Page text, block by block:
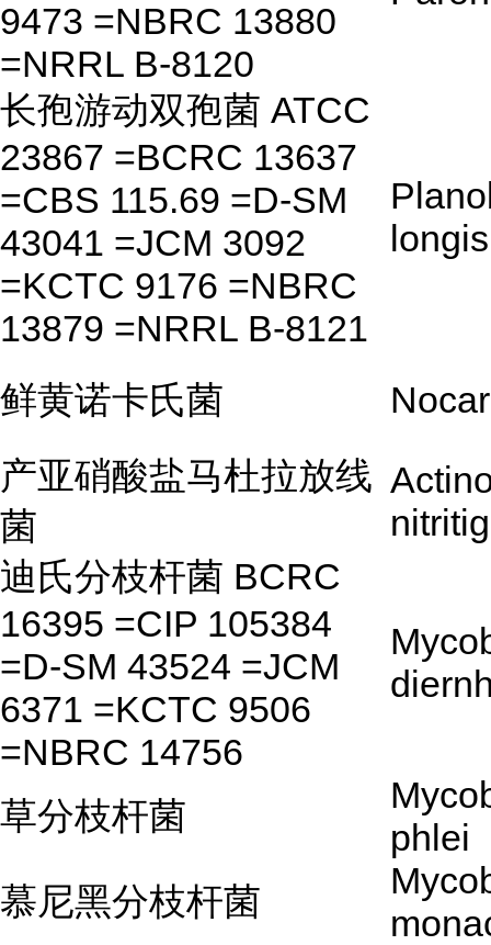
9473 =NBRC 13880
=NRRL B-8120
长孢游动双孢菌 ATCC
23867 =BCRC 13637
=CBS 115.69 =D-SM
43041 =JCM 3092
=KCTC 9176 =NBRC
13879 =NRRL B-8121
鲜黄诺卡氏菌
产亚硝酸盐马杜拉放线
菌
迪氏分枝杆菌 BCRC
16395 =CIP 105384
=D-SM 43524 =JCM
6371 =KCTC 9506
=NBRC 14756
草分枝杆菌
phlei
慕尼黑分枝杆菌